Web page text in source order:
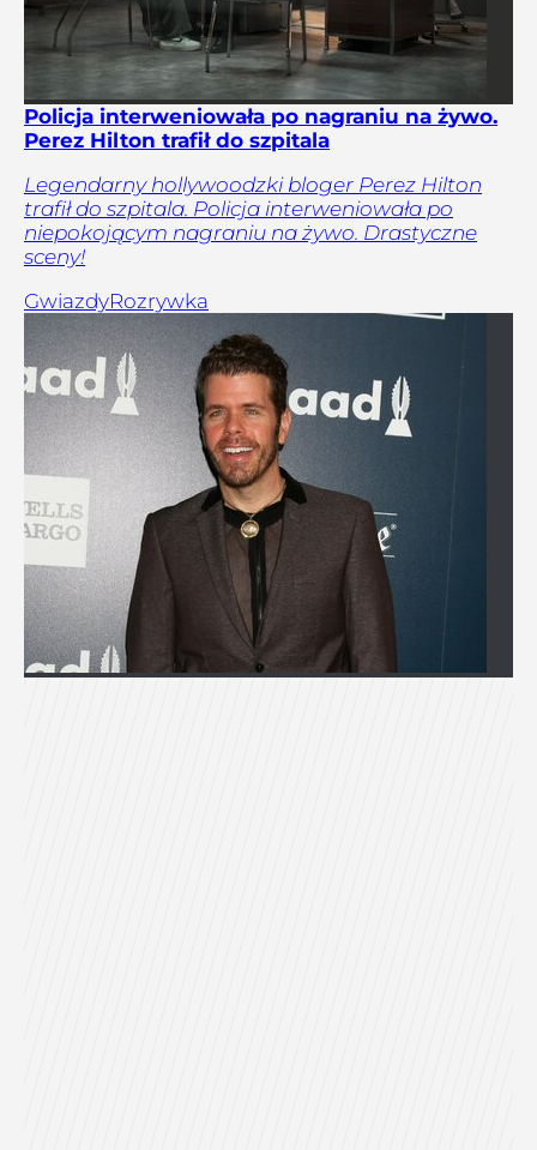
Policja interweniowała po nagraniu na żywo.
Perez Hilton trafił do szpitala
Legendarny hollywoodzki bloger Perez Hilton
trafił do szpitala. Policja interweniowała po
niepokojącym nagraniu na żywo. Drastyczne
sceny!
GwiazdyRozrywka